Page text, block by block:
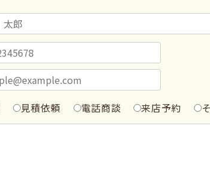
見積依頼 電話商談 来店予約